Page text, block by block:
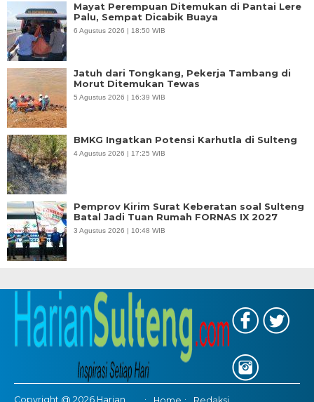
Mayat Perempuan Ditemukan di Pantai Lere
Palu, Sempat Dicabik Buaya
6 Agustus 2026 | 18:50 WIB
Jatuh dari Tongkang, Pekerja Tambang di
Morut Ditemukan Tewas
5 Agustus 2026 | 16:39 WIB
BMKG Ingatkan Potensi Karhutla di Sulteng
4 Agustus 2026 | 17:25 WIB
Pemprov Kirim Surat Keberatan soal Sulteng
Batal Jadi Tuan Rumah FORNAS IX 2027
3 Agustus 2026 | 10:48 WIB
Copyright @ 2026 Harian